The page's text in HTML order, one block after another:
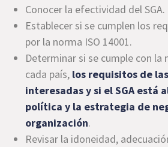
Conocer la efectividad del SGA.
Establecer si se cumplen los
por la norma ISO 14001.
Determinar si se cumple con
cada país, los requisitos de
interesadas y si el SGA está
política y la estrategia de
organización.
Revisar la idoneidad,